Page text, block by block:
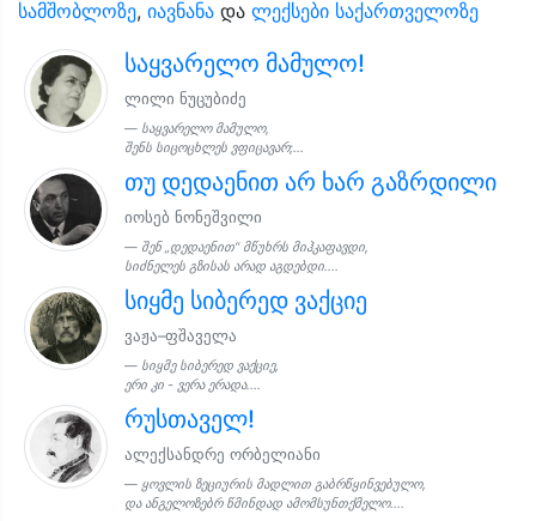
სამშობლოზე, იავნანა და ლექსები საქართველოზე
საყვარელო მამულო!
ლილი ნუცუბიძე
საყვარელო მამულო,
შენს სიცოცხლეს ვფიცავარ;...
თუ დედაენით არ ხარ გაზრდილი
იოსებ ნონეშვილი
შენ „დედაენით“ მწუხრს მიჰკაფავდი,
სიძნელეს გზისას არად აგდებდი....
სიყმე სიბერედ ვაქციე
ვაჟა–ფშაველა
სიყმე სიბერედ ვაქციე,
ერი კი - ვერა ერადა....
რუსთაველ!
ალექსანდრე ორბელიანი
ყოვლის ზეციურის მადლით გაბრწყინვებულო,
და ანგელოზებრ წმინდად ამომსუნთქმელო....